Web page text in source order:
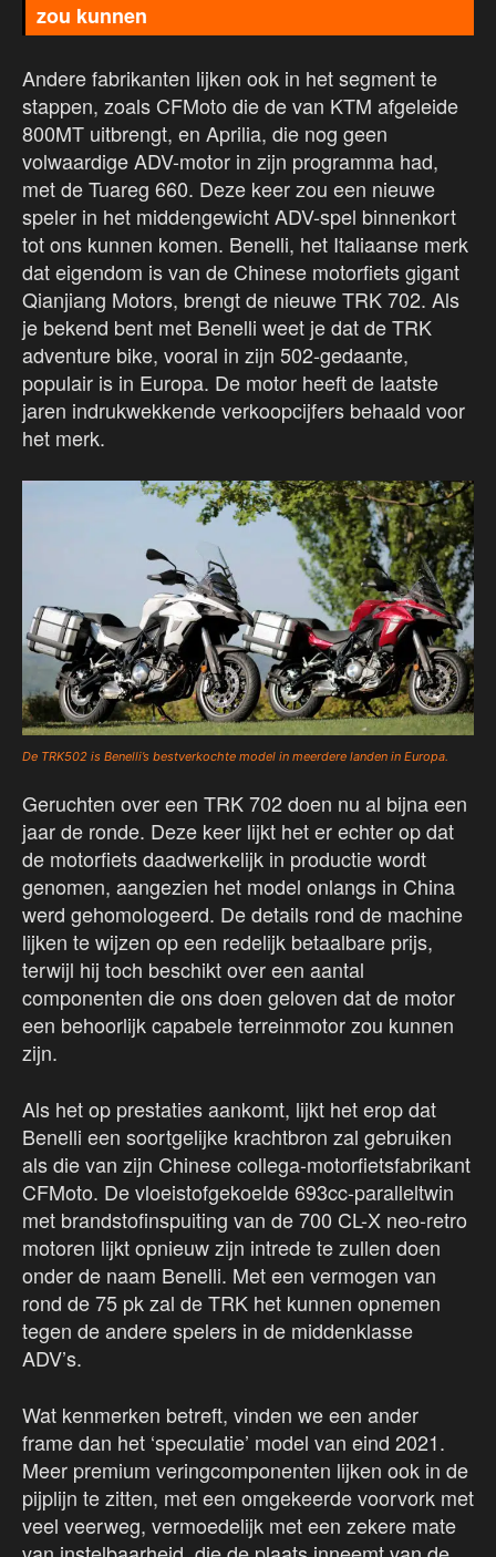
zou kunnen
Andere fabrikanten lijken ook in het segment te
stappen, zoals CFMoto die de van KTM afgeleide
800MT uitbrengt, en Aprilia, die nog geen
volwaardige ADV-motor in zijn programma had,
met de Tuareg 660. Deze keer zou een nieuwe
speler in het middengewicht ADV-spel binnenkort
tot ons kunnen komen. Benelli, het Italiaanse merk
dat eigendom is van de Chinese motorfiets gigant
Qianjiang Motors, brengt de nieuwe TRK 702. Als
je bekend bent met Benelli weet je dat de TRK
adventure bike, vooral in zijn 502-gedaante,
populair is in Europa. De motor heeft de laatste
jaren indrukwekkende verkoopcijfers behaald voor
het merk.
De TRK502 is Benelli’s bestverkochte model in meerdere landen in Europa.
Geruchten over een TRK 702 doen nu al bijna een
jaar de ronde. Deze keer lijkt het er echter op dat
de motorfiets daadwerkelijk in productie wordt
genomen, aangezien het model onlangs in China
werd gehomologeerd. De details rond de machine
lijken te wijzen op een redelijk betaalbare prijs,
terwijl hij toch beschikt over een aantal
componenten die ons doen geloven dat de motor
een behoorlijk capabele terreinmotor zou kunnen
zijn.
Als het op prestaties aankomt, lijkt het erop dat
Benelli een soortgelijke krachtbron zal gebruiken
als die van zijn Chinese collega-motorfietsfabrikant
CFMoto. De vloeistofgekoelde 693cc-paralleltwin
met brandstofinspuiting van de 700 CL-X neo-retro
motoren lijkt opnieuw zijn intrede te zullen doen
onder de naam Benelli. Met een vermogen van
rond de 75 pk zal de TRK het kunnen opnemen
tegen de andere spelers in de middenklasse
ADV’s.
Wat kenmerken betreft, vinden we een ander
frame dan het ‘speculatie’ model van eind 2021.
Meer premium veringcomponenten lijken ook in de
pijplijn te zitten, met een omgekeerde voorvork met
veel veerweg, vermoedelijk met een zekere mate